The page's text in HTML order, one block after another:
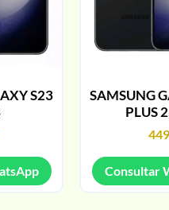
S23
SAMSUNG
PLUS
449
Consultar